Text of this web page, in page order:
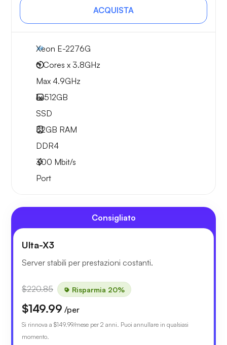
ACQUISTA
Xeon E-2276G
6 Cores x 3.8GHz
Max 4.9GHz
1x512GB
SSD
32GB RAM
DDR4
300 Mbit/s
Port
Consigliato
Ulta-X3
Server stabili per prestazioni costanti.
$220.85 Risparmia 20%
$149.99 /per
Si rinnova a $149.99/mese per 2 anni. Puoi annullare in qualsiasi
momento.